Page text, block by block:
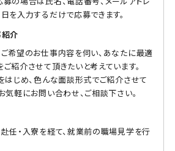
を入力するだけで応募できます。
介
ご希望のお仕事内容を伺い、あなたに最適
紹介させて頂きたいと考えています。
はじめ、色んな面談形式でご紹介させて
気軽にお問い合わせ、ご相談下さい。
任・入寮を経て、就業前の職場見学を行